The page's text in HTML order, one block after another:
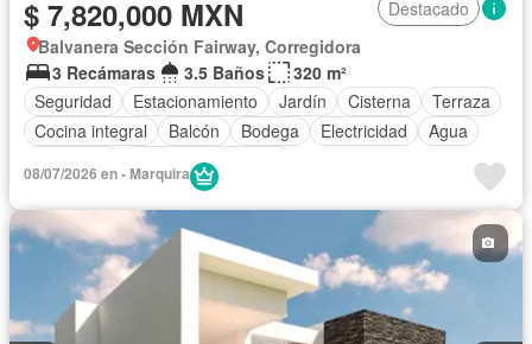
$ 7,820,000 MXN
Destacado
Balvanera Sección Fairway, Corregidora
3 Recámaras
3.5 Baños
320 m²
Seguridad
Estacionamiento Jardín Cisterna
Terraza
Cocina integral
Balcón Bodega Electricidad
Agua
Caseta de vigilancia
08/07/2026 en - Marquira